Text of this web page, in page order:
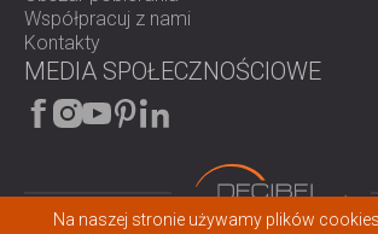
Współpracuj z nami
Kontakty
MEDIA SPOŁECZNOŚCIOWE
Na naszej stronie używamy plików